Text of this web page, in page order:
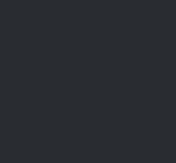
–